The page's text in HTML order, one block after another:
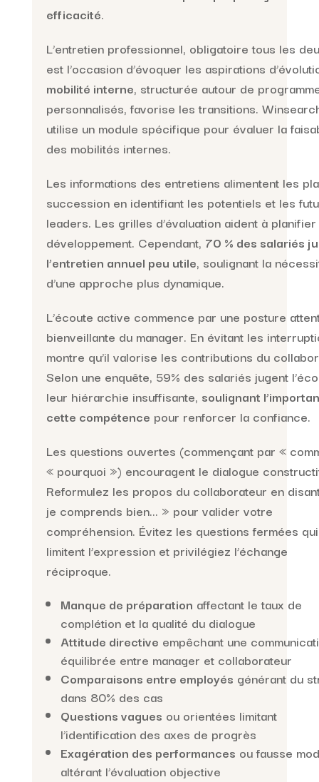
efficacité.
L’entretien professionnel, obligatoire tous les
est l’occasion d’évoquer les aspirations
mobilité interne, structurée autour de
personnalisés, favorise les transitions.
utilise un module spécifique pour évaluer la
des mobilités internes.
Les informations des entretiens alimentent les
succession en identifiant les potentiels et les
leaders. Les grilles d’évaluation aident à
développement. Cependant, 70 % des salariés
l’entretien annuel peu utile, soulignant la
d’une approche plus dynamique.
L’écoute active commence par une posture
bienveillante du manager. En évitant les
montre qu’il valorise les contributions du
Selon une enquête, 59% des salariés jugent
leur hiérarchie insuffisante, soulignant
cette compétence pour renforcer la confiance.
Les questions ouvertes (commençant par «
« pourquoi ») encouragent le dialogue
Reformulez les propos du collaborateur en
je comprends bien… » pour valider votre
compréhension. Évitez les questions fermées qui
limitent l’expression et privilégiez l’échange
réciproque.
Manque de préparation affectant le taux de
complétion et la qualité du dialogue
Attitude directive empêchant une
équilibrée entre manager et collaborateur
Comparaisons entre employés générant du
dans 80% des cas
Questions vagues ou orientées limitant
l’identification des axes de progrès
Exagération des performances ou fausse
altérant l’évaluation objective